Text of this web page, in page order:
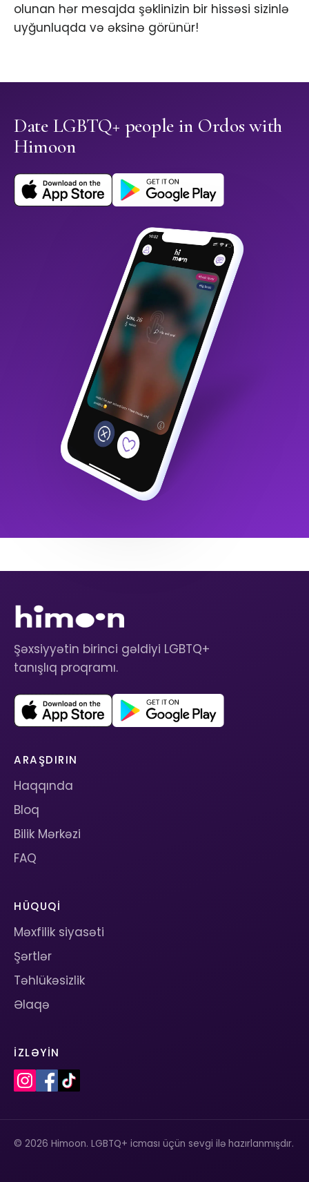
olunan hər mesajda şəklinizin bir hissəsi sizinlə
uyğunluqda və əksinə görünür!
Date LGBTQ+ people in Ordos with
Himoon
Şəxsiyyətin birinci gəldiyi LGBTQ+
tanışlıq proqramı.
ARAŞDIRIN
Haqqında
Bloq
Bilik Mərkəzi
FAQ
HÜQUQI
Məxfilik siyasəti
Şərtlər
Təhlükəsizlik
Əlaqə
İZLƏYIN
© 2026 Himoon. LGBTQ+ icması üçün sevgi ilə hazırlanmışdır.